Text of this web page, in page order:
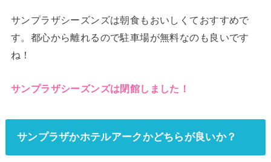
サンプラザシーズンズは朝食もおいしくておすすめで
す。都心から離れるので駐車場が無料なのも良いです
ね！
サンプラザシーズンズは閉館しました！
サンプラザかホテルアークかどちらが良いか？